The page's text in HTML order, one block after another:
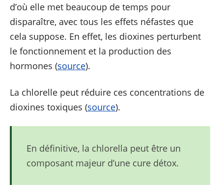
d’où elle met beaucoup de temps pour
disparaître, avec tous les effets néfastes que
cela suppose. En effet, les dioxines perturbent
le fonctionnement et la production des
hormones (source).
La chlorelle peut réduire ces concentrations de
dioxines toxiques (source).
En définitive, la chlorella peut être un
composant majeur d’une cure détox.